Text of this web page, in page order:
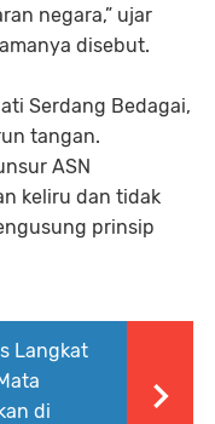
negara,” ujar
disebut.
Serdang Bedagai,
tangan.
ASN
keliru dan tidak
prinsip
Langkat
di